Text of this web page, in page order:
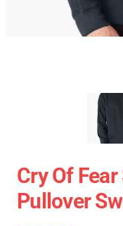
Cry Of
Pullover